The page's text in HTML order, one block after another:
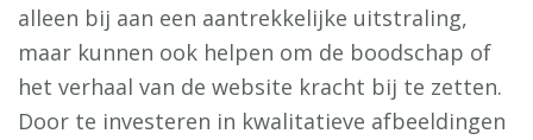
alleen bij aan een aantrekkelijke uitstraling,
maar kunnen ook helpen om de boodschap of
het verhaal van de website kracht bij te zetten.
Door te investeren in kwalitatieve afbeeldingen